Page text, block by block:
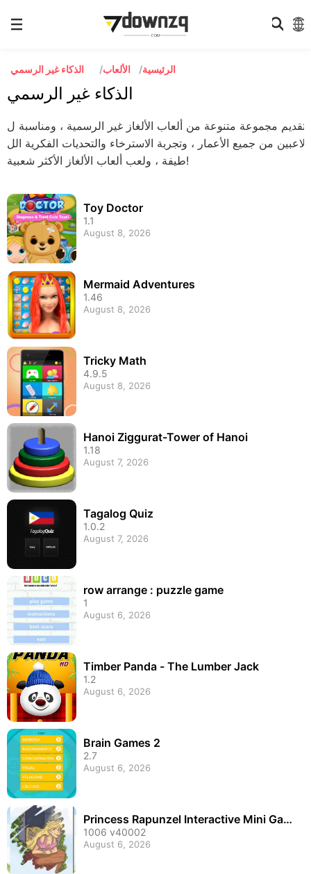
الرئيسية الألعاب الذكاء غير الرسمي
الذكاء غير الرسمي
تقديم مجموعة متنوعة من ألعاب الألغاز غير الرسمية ، ومناسبة ل
لاعبين من جميع الأعمار ، وتجربة الاسترخاء والتحديات الفكرية الل
طيفة ، ولعب ألعاب الألغاز الأكثر شعبية!
Toy Doctor
1.1
August 8, 2026
Mermaid Adventures
1.46
August 8, 2026
Tricky Math
4.9.5
August 8, 2026
Hanoi Ziggurat-Tower of Hanoi
1.18
August 7, 2026
Tagalog Quiz
1.0.2
August 7, 2026
row arrange : puzzle game
1
August 6, 2026
Timber Panda - The Lumber Jack
1.2
August 6, 2026
Brain Games 2
2.7
August 6, 2026
Princess Rapunzel Interactive Mini Gam
es
1006 v40002
August 6, 2026